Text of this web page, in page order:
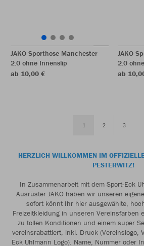
JAKO Sporthose Manchester
2.0 ohne Innenslip
ab 10,00 €
JAKO
2.0
ab
1 2 3
HERZLICH WILLKOMMEN IM
PESTERWITZ!
In Zusammenarbeit mit dem Sport-Eck
Ausrüster JAKO haben wir unseren
sofort könnt Ihr hier ausgewählte,
Freizeitkleidung in unseren Vereinsfarben
zu tollen Konditionen und einem super
vereinsrabattiert, inkl. Druck (Vereinslogo,
Eck Uhlmann Logo). Name, Nummer oder